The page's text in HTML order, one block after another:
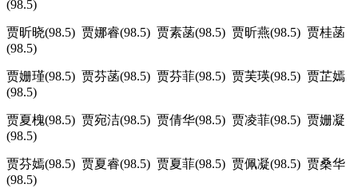
(98.5)
贾昕晓(98.5) 贾娜睿(98.5) 贾素菡(98.5) 贾昕燕(98.5) 贾桂菡
(98.5)
贾姗瑾(98.5) 贾芬菡(98.5) 贾芬菲(98.5) 贾芙瑛(98.5) 贾芷嫣
(98.5)
贾夏槐(98.5) 贾宛洁(98.5) 贾倩华(98.5) 贾凌菲(98.5) 贾姗凝
(98.5)
贾芬嫣(98.5) 贾夏睿(98.5) 贾夏菲(98.5) 贾佩凝(98.5) 贾桑华
(98.5)